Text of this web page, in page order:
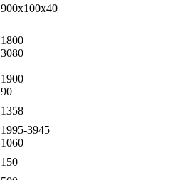
900х100х40
1800
3080
1900
90
1358
1995-3945
1060
150